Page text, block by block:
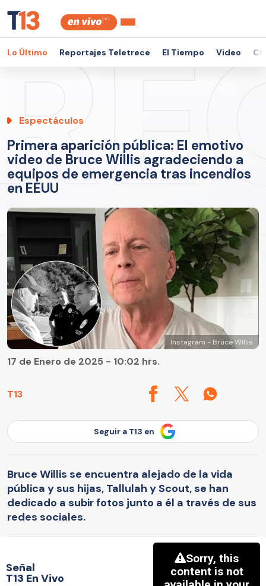
Lo Último Reportajes Teletrece El Tiempo Video
Espectáculos
Primera aparición pública: El emotivo
video de Bruce Willis agradeciendo a
equipos de emergencia tras incendios
en EEUU
Instagram - Bruce Willis
T13
17 de Enero de 2025 - 10:02 hrs.
Seguir a T13 en
Bruce Willis se encuentra alejado de la vida
pública y sus hijas, Tallulah y Scout, se han
dedicado a subir fotos junto a él a través de sus
redes sociales.
Señal
T13 En Vivo